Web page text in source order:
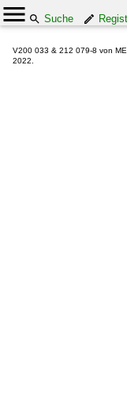
Suche
V200 033 & 212 079-8 von
2022.